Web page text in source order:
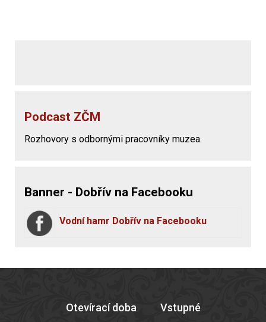
Podcast ZČM
Rozhovory s odbornými pracovníky muzea.
Banner - Dobřív na Facebooku
Vodní hamr Dobřív na Facebooku
Otevírací doba
Vstupné